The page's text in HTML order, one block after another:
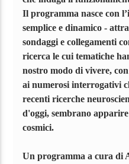
Il programma nasce con
semplice e dinamico -
sondaggi e collegamenti
ricerca le cui tematiche
nostro modo di vivere,
ai numerosi interrogativi
recenti ricerche
d'oggi, sembrano
cosmici.
Un programma a cura di